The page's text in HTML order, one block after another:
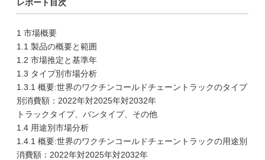
レポート目次
1 市場概要
1.1 製品の概要と範囲
1.2 市場推定と基準年
1.3 タイプ別市場分析
1.3.1 概要:世界のワクチンコールドチェーントラックのタイプ
別消費額：2022年対2025年対2032年
トラックタイプ、バンタイプ、その他
1.4 用途別市場分析
1.4.1 概要:世界のワクチンコールドチェーントラックの用途別
消費額：2022年対2025年対2032年